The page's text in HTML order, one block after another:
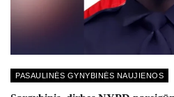
PASAULINĖS GYNYBINĖS NAUJIENOS